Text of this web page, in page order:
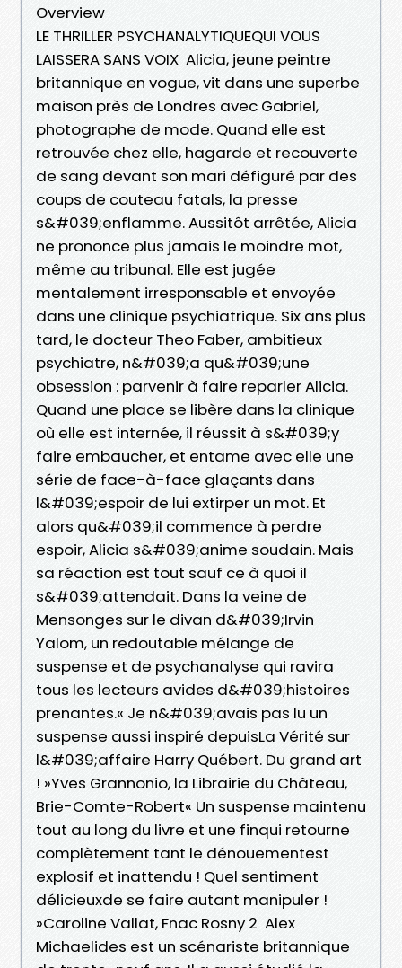
Overview
LE THRILLER PSYCHANALYTIQUEQUI VOUS
LAISSERA SANS VOIX Alicia, jeune peintre
britannique en vogue, vit dans une superbe
maison près de Londres avec Gabriel,
photographe de mode. Quand elle est
retrouvée chez elle, hagarde et recouverte
de sang devant son mari défiguré par des
coups de couteau fatals, la presse
s&#039;enflamme. Aussitôt arrêtée, Alicia
ne prononce plus jamais le moindre mot,
même au tribunal. Elle est jugée
mentalement irresponsable et envoyée
dans une clinique psychiatrique. Six ans plus
tard, le docteur Theo Faber, ambitieux
psychiatre, n&#039;a qu&#039;une
obsession : parvenir à faire reparler Alicia.
Quand une place se libère dans la clinique
où elle est internée, il réussit à s&#039;y
faire embaucher, et entame avec elle une
série de face-à-face glaçants dans
l&#039;espoir de lui extirper un mot. Et
alors qu&#039;il commence à perdre
espoir, Alicia s&#039;anime soudain. Mais
sa réaction est tout sauf ce à quoi il
s&#039;attendait. Dans la veine de
Mensonges sur le divan d&#039;Irvin
Yalom, un redoutable mélange de
suspense et de psychanalyse qui ravira
tous les lecteurs avides d&#039;histoires
prenantes.« Je n&#039;avais pas lu un
suspense aussi inspiré depuisLa Vérité sur
l&#039;affaire Harry Québert. Du grand art
! »Yves Grannonio, la Librairie du Château,
Brie-Comte-Robert« Un suspense maintenu
tout au long du livre et une finqui retourne
complètement tant le dénouementest
explosif et inattendu ! Quel sentiment
délicieuxde se faire autant manipuler !
»Caroline Vallat, Fnac Rosny 2 Alex
Michaelides est un scénariste britannique